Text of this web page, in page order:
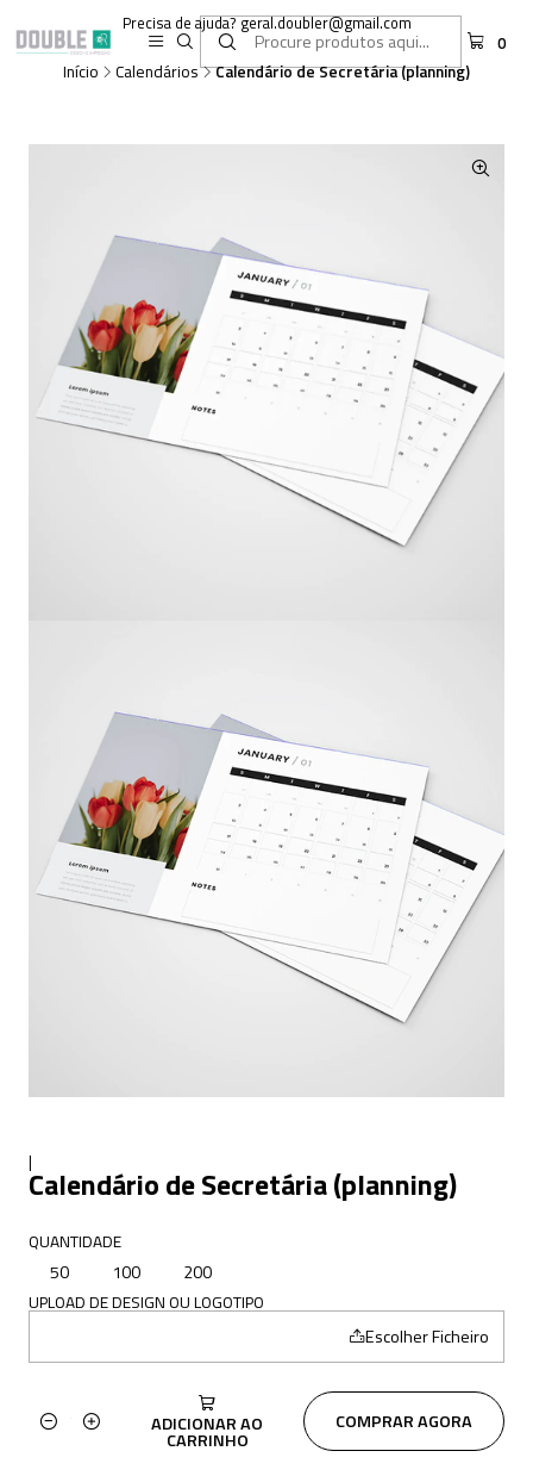
0
Precisa de ajuda? geral.doubler@gmail.com
Início Calendários Calendário de Secretária (planning)
|
Calendário de Secretária (planning)
QUANTIDADE
50 100 200
UPLOAD DE DESIGN OU LOGOTIPO
Escolher Ficheiro
Quantidade ADICIONAR AO
CARRINHO
COMPRAR AGORA